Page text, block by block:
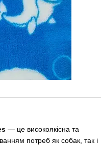
— це високоякісна та
потреб як собак, так і